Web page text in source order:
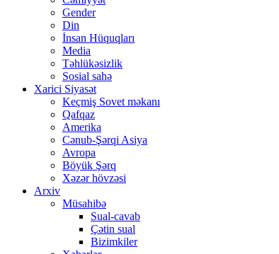
Gender
Din
İnsan Hüquqları
Media
Təhlükəsizlik
Sosial sahə
Xarici Siyasət
Keçmiş Sovet məkanı
Qafqaz
Amerika
Cənub-Şərqi Asiya
Avropa
Böyük Şərq
Xəzər hövzəsi
Arxiv
Müsahibə
Sual-cavab
Çətin sual
Bizimkiler